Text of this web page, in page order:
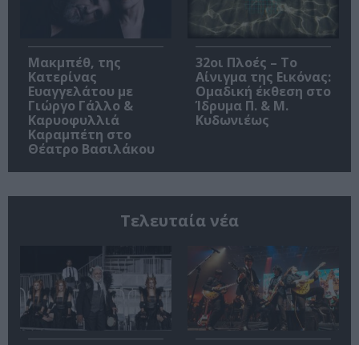
Μακμπέθ, της
Κατερίνας
Ευαγγελάτου με
Γιώργο Γάλλο &
Καρυοφυλλιά
Καραμπέτη στο
Θέατρο Βασιλάκου
32οι Πλοές – Το
Αίνιγμα της Εικόνας:
Ομαδική έκθεση στο
Ίδρυμα Π. & Μ.
Κυδωνιέως
Τελευταία νέα